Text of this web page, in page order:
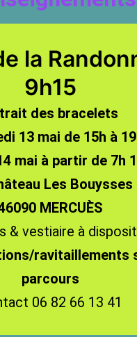
la
9h15
des bracelets
13 mai de 15h à
mai à partir de 7h
Les Bouysses
MERCUÈS
& vestiaire à
ravitaillements
parcours
06 82 66 13 41